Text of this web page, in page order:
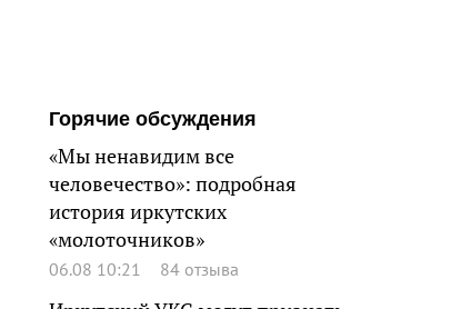
Горячие обсуждения
«Мы ненавидим все
человечество»: подробная
история иркутских
«молоточников»
06.08 10:21 84 отзыва